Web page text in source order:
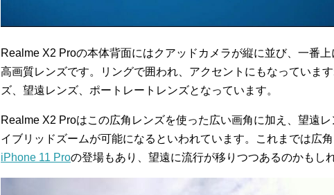
Realme X2 Proの本体背面にはクアッドカメラが縦に並び、一番
高画質レンズです。リングで囲われ、アクセントにもなっていま
ズ、望遠レンズ、ポートレートレンズとなっています。
Realme X2 Proはこの広角レンズを使った広い画角に加え、望遠
イブリッドズームが可能になるといわれています。これまでは広角
iPhone 11 Proの登場もあり、望遠に流行が移りつつあるのかもし